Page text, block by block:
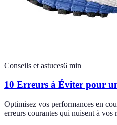
Conseils et astuces6 min
10 Erreurs à Éviter pour
Optimisez vos performances en
erreurs courantes qui nuisent à vos